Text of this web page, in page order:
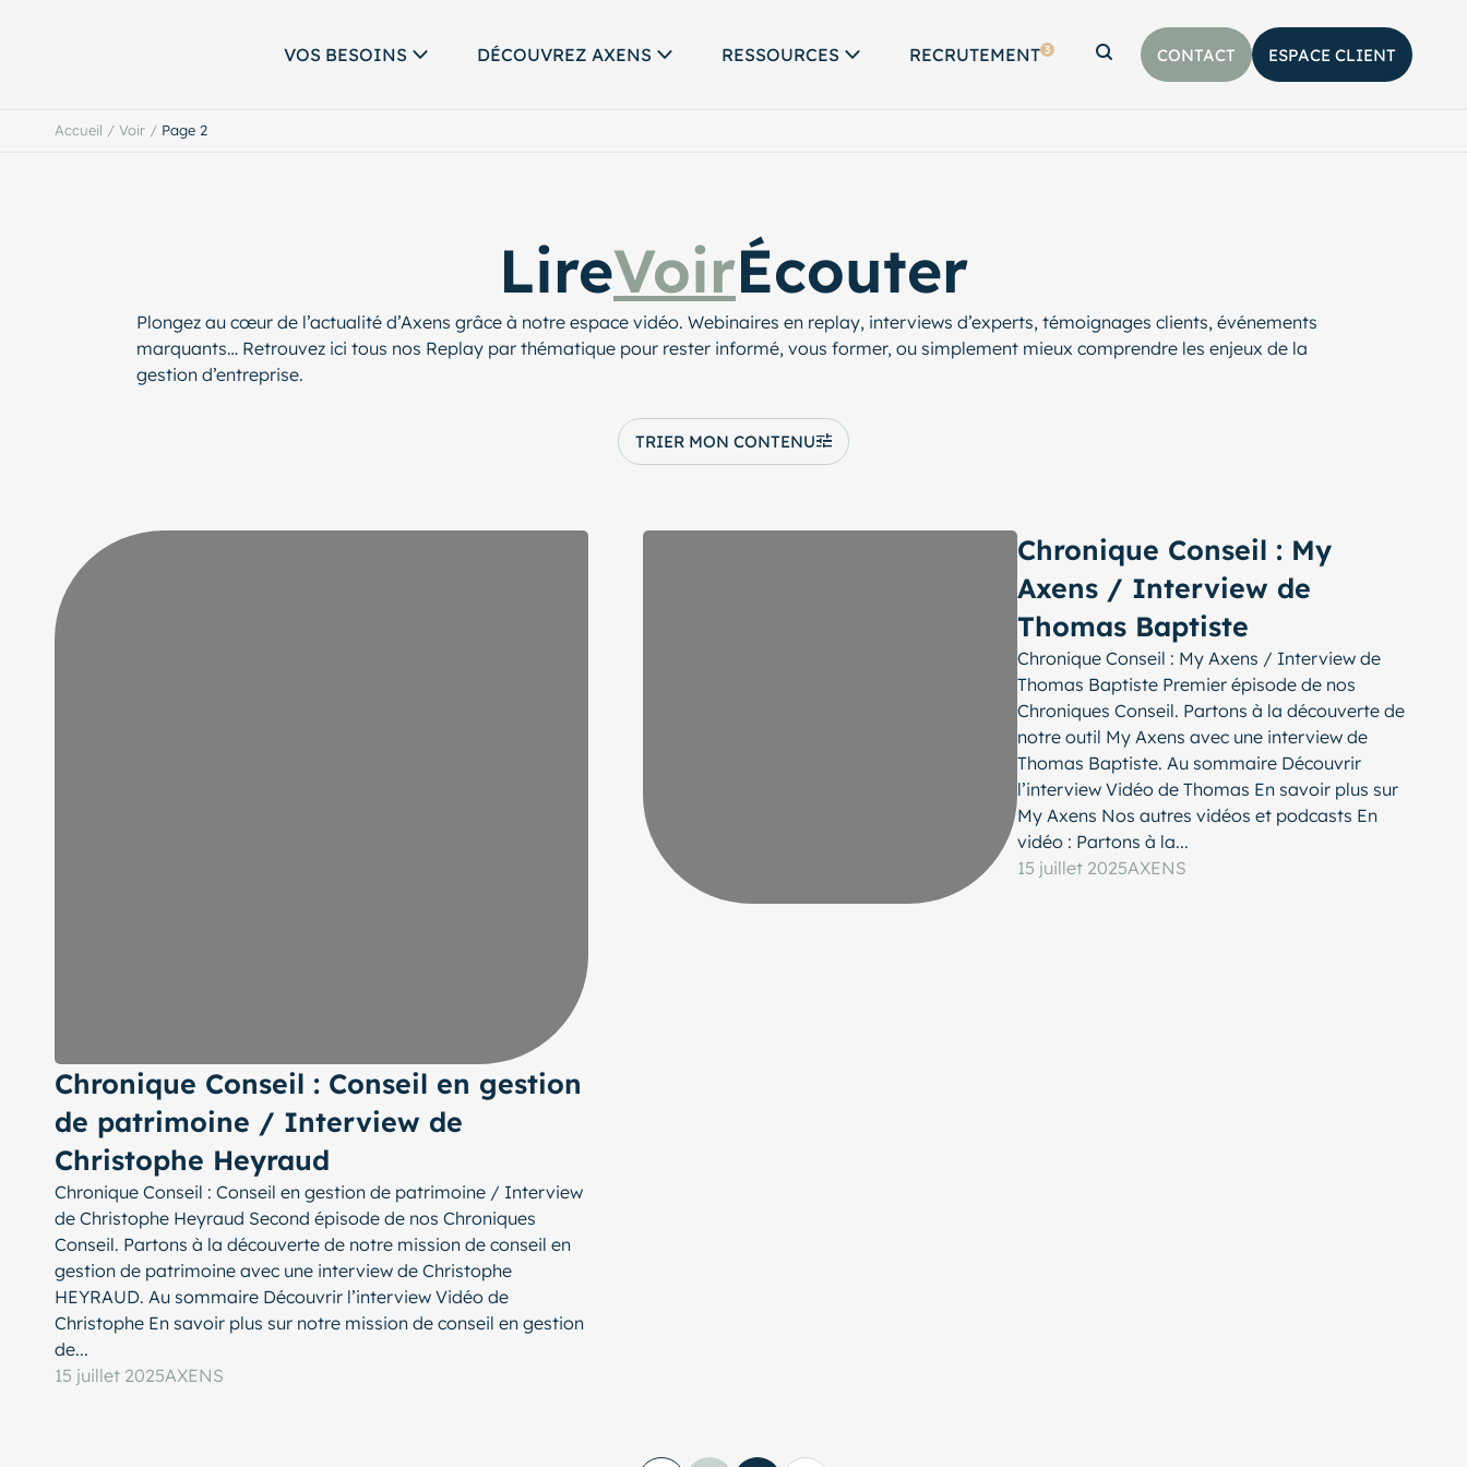
VOS BESOINS DÉCOUVREZ AXENS RESSOURCES RECRUTEMENT 3
Afficher la barre de recherche
CONTACT ESPACE CLIENT
Accueil / Voir / Page 2
LireVoirÉcouter
Plongez au cœur de l’actualité d’Axens grâce à notre espace vidéo. Webinaires en replay, interviews d’experts, témoignages clients, événements
marquants… Retrouvez ici tous nos Replay par thématique pour rester informé, vous former, ou simplement mieux comprendre les enjeux de la
gestion d’entreprise.
TRIER MON CONTENU
Chronique Conseil : Conseil en gestion
de patrimoine / Interview de
Christophe Heyraud
Chronique Conseil : Conseil en gestion de patrimoine / Interview
de Christophe Heyraud Second épisode de nos Chroniques
Conseil. Partons à la découverte de notre mission de conseil en
gestion de patrimoine avec une interview de Christophe
HEYRAUD. Au sommaire Découvrir l’interview Vidéo de
Christophe En savoir plus sur notre mission de conseil en gestion
de...
15 juillet 2025AXENS
Chronique Conseil : My
Axens / Interview de
Thomas Baptiste
Chronique Conseil : My Axens / Interview de
Thomas Baptiste Premier épisode de nos
Chroniques Conseil. Partons à la découverte de
notre outil My Axens avec une interview de
Thomas Baptiste. Au sommaire Découvrir
l’interview Vidéo de Thomas En savoir plus sur
My Axens Nos autres vidéos et podcasts En
vidéo : Partons à la...
15 juillet 2025AXENS